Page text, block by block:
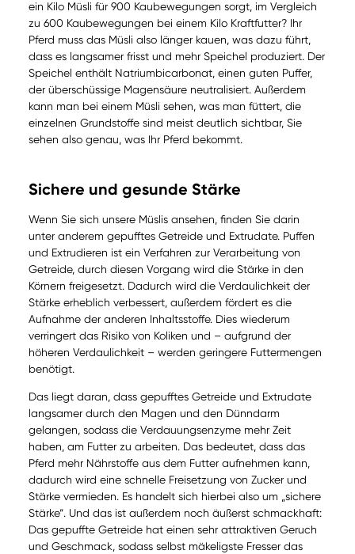
ein Kilo Müsli für 900 Kaubewegungen sorgt, im Vergleich
zu 600 Kaubewegungen bei einem Kilo Kraftfutter? Ihr
Pferd muss das Müsli also länger kauen, was dazu führt,
dass es langsamer frisst und mehr Speichel produziert. Der
Speichel enthält Natriumbicarbonat, einen guten Puffer,
der überschüssige Magensäure neutralisiert. Außerdem
kann man bei einem Müsli sehen, was man füttert, die
einzelnen Grundstoffe sind meist deutlich sichtbar, Sie
sehen also genau, was Ihr Pferd bekommt.
Sichere und gesunde Stärke
Wenn Sie sich unsere Müslis ansehen, finden Sie darin
unter anderem gepufftes Getreide und Extrudate. Puffen
und Extrudieren ist ein Verfahren zur Verarbeitung von
Getreide, durch diesen Vorgang wird die Stärke in den
Körnern freigesetzt. Dadurch wird die Verdaulichkeit der
Stärke erheblich verbessert, außerdem fördert es die
Aufnahme der anderen Inhaltsstoffe. Dies wiederum
verringert das Risiko von Koliken und – aufgrund der
höheren Verdaulichkeit – werden geringere Futtermengen
benötigt.
Das liegt daran, dass gepufftes Getreide und Extrudate
langsamer durch den Magen und den Dünndarm
gelangen, sodass die Verdauungsenzyme mehr Zeit
haben, am Futter zu arbeiten. Das bedeutet, dass das
Pferd mehr Nährstoffe aus dem Futter aufnehmen kann,
dadurch wird eine schnelle Freisetzung von Zucker und
Stärke vermieden. Es handelt sich hierbei also um „sichere
Stärke“. Und das ist außerdem noch äußerst schmackhaft:
Das gepuffte Getreide hat einen sehr attraktiven Geruch
und Geschmack, sodass selbst mäkeligste Fresser das